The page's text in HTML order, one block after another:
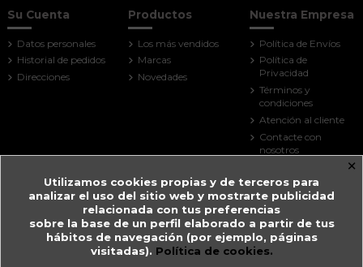
Su Cuenta
Datos personales
Historial de pedidos
Direcciones
Productos
Los más vendidos
Marcas
Novedades
Nuestra Empresa
Política de Envíos
Política de
Privacidad
Términos y
condiciones
Atención al cliente
Contacte con
nosotros
Tiendas
Farmacia Guitart
Prat de la Creu, 59
×
Utilizamos cookies propias y de terceros para
analizar el uso del sitio web y mostrarte publicidad
relacionada con tus preferencias
sobre la base de un perfil elaborado a partir de tus
hábitos de navegación (por ejemplo, páginas
visitadas). Política de cookies.